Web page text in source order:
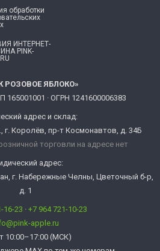
обработки
ИНТЕРНЕТ-
PINK-
РОЗОВОЕ ЯБЛОКО»
165001001 · ОГРН 1241600006383
адрес и склад:
г. Королёв, пр-т Космонавтов, д. 34Б
торговли на адресе нет
адрес:
г. Набережные Челны, Цветочный б-р,
д. 1
16-23 · +7 964 721-10-23
apple.ru
10:00–17:00 (МСК)